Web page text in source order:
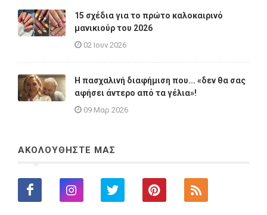
15 σχέδια για το πρώτο καλοκαιρινό
μανικιούρ του 2026
02 Ιουν 2026
Η πασχαλινή διαφήμιση που... «δεν θα σας
αφήσει άντερο από τα γέλια»!
09 Μαρ 2026
ΑΚΟΛΟΥΘΗΣΤΕ ΜΑΣ